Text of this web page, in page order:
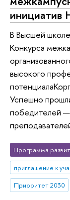
В Высшей
Конкурса
высокого
Успешно
победителей —
Программа
приглашение к
Приоритет 2030